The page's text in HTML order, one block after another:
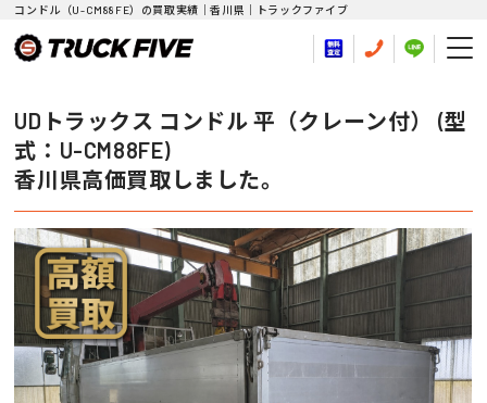
コンドル（U-CM88FE）の買取実績｜香川県｜トラックファイブ
UDトラックス コンドル 平（クレーン付） (型
式：U-CM88FE)
香川県高価買取しました。